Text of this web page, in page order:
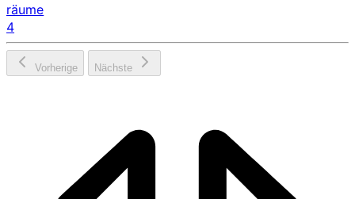
räume
4
Vorherige Nächste